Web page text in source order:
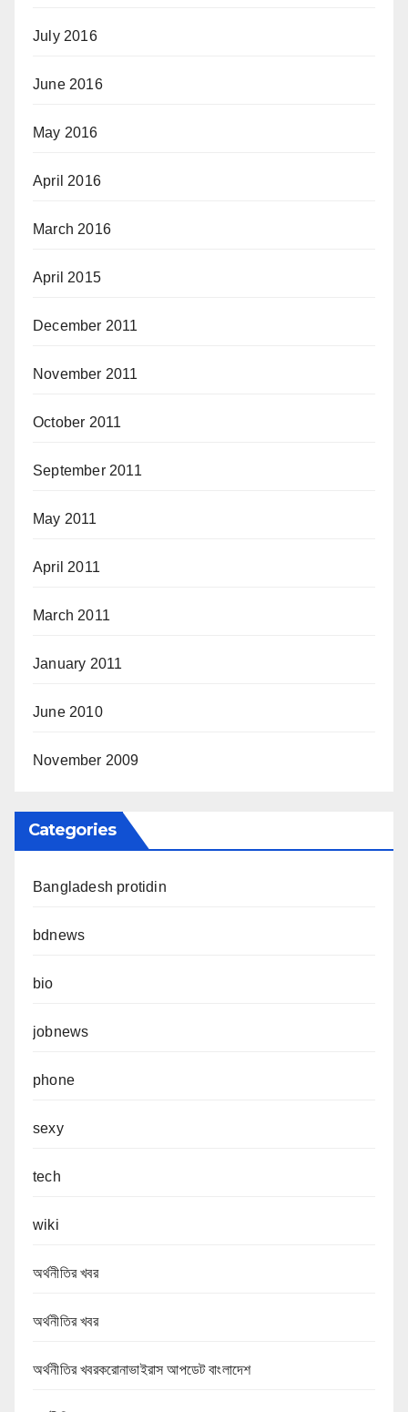
July 2016
June 2016
May 2016
April 2016
March 2016
April 2015
December 2011
November 2011
October 2011
September 2011
May 2011
April 2011
March 2011
January 2011
June 2010
November 2009
Categories
Bangladesh protidin
bdnews
bio
jobnews
phone
sexy
tech
wiki
অর্থনীতির খবর
অর্থনীতির খবর
অর্থনীতির খবরকরোনাভাইরাস আপডেট বাংলাদেশ